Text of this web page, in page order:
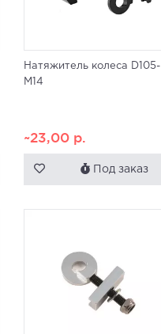
Натяжитель колеса D105-
M14
~23,00 р.
Под заказ